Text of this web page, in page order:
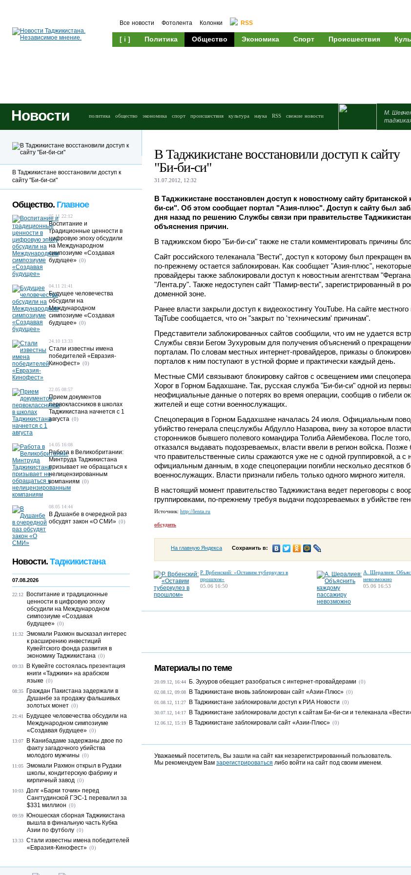
Все новости Фотолента Колонки RSS
[ i ] Политика Общество Экономика Спорт Происшествия
Новости политика общество экономика спорт происшествия культура наука RSS свежие новости
М.
В Таджикистане восстановили доступ к сайту
"Би-би-си"
31.07.2012, 12:32
В Таджикистане восстановлен доступ к новостному сайту
би-си". Об этом сообщает портал "Азия-плюс". Доступ к сайту был
дня назад по решению Службы связи при правительстве
объяснения причин.
В таджикском бюро "Би-би-си" также не стали комментировать причины
Сайт российского телеканала "Вести", доступ к которому был прекращен
по-прежнему остается заблокирован. Как сообщает "Азия-плюс",
провайдеры также заблокировали доступ к новостным агентствам
"Лента.ру". Также недоступен сайт "Памир-вести", зарегистрированный в
доменной зоне.
Ранее власти закрыли доступ к видеохостингу YouTube. На сайте
TajTube сообщается, что он "закрыт по 'техническим' причинам".
Представители заблокированных сайтов сообщили, что им не удается
Службы связи Бегом Зухуровым для получения объяснений о
порталам. По словам местных интернет-провайдеров, приказы о
порталов к ним поступают в устной форме и практически каждый день.
Местные СМИ связывают блокировку сайтов с освещением ими
Хорог в Горном Бадахшане. Так, русская служба "Би-би-си" одной из
неофициальные данные о потерях во время операции, сообщив о гибели
жителей и еще сотни военнослужащих.
Спецоперация в Горном Бадахшане началась 24 июля. Официальным
убийство генерала спецслужбы Абдулло Назарова, вину за которое
сторонников бывшего полевого командира Толиба Айембекова. После
отказался выдавать подозреваемых, власти ввели в регион войска.
что правительственные силы сражаются уже не с одной группировкой, а с
официальным данным, в ходе спецоперации погибли несколько десятков
военнослужащих. Власти признали гибель только одного мирного жителя.
В настоящий момент правительство Таджикистана ведет переговоры с
группировками, по-прежнему требуя выдачи подозреваемых в убийстве
Источник: http://lenta.ru
обсудить
На главную Яндекса Сохранить в:
Р. Врбенский: «Оставим туберкулез в
прошлом»
05.06 16:50
А. Шералиев:
невозможно
05.06 16:53
Материалы по теме
20.09.12, 16:44 Б. Зухуров обещает разобраться с интернет-провайдерами (0)
02.08.12, 09:08 В Таджикистане вновь заблокирован сайт «Азии-Плюс» (0)
01.08.12, 11:27 В Таджикистане заблокировали доступ к РИА Новости (0)
30.07.12, 14:17 В Таджикистане заблокировали доступ к сайтам Би-би-си и телеканала
12.06.12, 15:19 В Таджикистане заблокировали сайт «Азии-Плюс» (0)
Уважаемый посетитель, Вы зашли на сайт как незарегистрированный пользователь.
Мы рекомендуем Вам зарегистрироваться либо войти на сайт под своим именем.
В Таджикистане восстановили доступ к
сайту "Би-би-си"
Общество. Главное
05.11 22:12
Воспитание и
традиционные ценности в
цифровую эпоху обсудили
на Международном
симпозиуме «Создавая
будущее» (0)
04.11 21:41
Будущее человечества
обсудили на
Международном
симпозиуме «Создавая
будущее» (0)
24.10 13:33
Стали известны имена
победителей «Евразия-
Кинофест» (0)
22.05 08:57
Прием документов
первоклассников в школах
Таджикистана начнется с 1
августа (0)
14.05 16:08
Работа в Великобритании:
Минтруда Таджикистана
призывает не обращаться к
нелицензированным
компаниям (0)
08.05 14:44
В Душанбе в очередной раз
обсудят закон «О СМИ» (0)
Новости. Таджикистана
07.08.2026
22:12
Воспитание и традиционные
ценности в цифровую эпоху
обсудили на Международном
симпозиуме «Создавая
будущее» (0)
11:32 Эмомали Рахмон высказал интерес
к расширению инвестиций
Кувейтского фонда развития в
экономику Таджикистана (0)
09:33
В Кувейте состоялась презентация
книги «Таджики» на арабском
языке (0)
08:35
Граждан Пакистана задержали в
Душанбе за продажу фальшивых
золотых монет (0)
21:41
Будущее человечества обсудили на
Международном симпозиуме
«Создавая будущее» (0)
13:07
В Канибадаме задержаны двое по
факту загадочного убийства
молодого мужчины (0)
11:05 Эмомали Рахмон открыл в Рудаки
школы, кондитерскую фабрику и
кирпичный завод (0)
10:03 Долг «Барки точик» перед
Сангтудинской ГЭС-1 перевалил за
$331 миллион (0)
09:59
Юношеская сборная Таджикистана
вышла в финальную часть Кубка
Азии по футболу (0)
13:33 Стали известны имена победителей
«Евразия-Кинофест» (0)